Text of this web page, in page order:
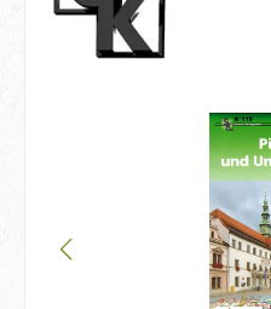
Bildergalerie überspringen